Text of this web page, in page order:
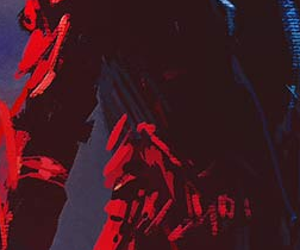
Portfolio List
Team
Testimonials
Video Button
Comparison Pricing
Testimonials
Video Button
Comparison